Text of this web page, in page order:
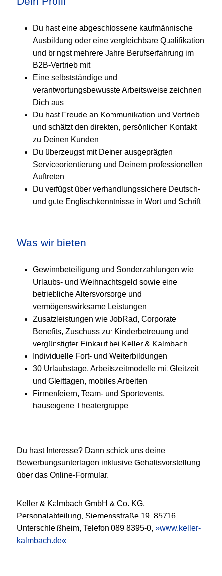
Du hast eine abgeschlossene kaufmännische
Ausbildung oder eine vergleichbare Qualifikation
und bringst mehrere Jahre Berufserfahrung im
B2B-Vertrieb mit
Eine selbstständige und
verantwortungsbewusste Arbeitsweise zeichnen
Dich aus
Du hast Freude an Kommunikation und Vertrieb
und schätzt den direkten, persönlichen Kontakt
zu Deinen Kunden
Du überzeugst mit Deiner ausgeprägten
Serviceorientierung und Deinem professionellen
Auftreten
Du verfügst über verhandlungssichere Deutsch-
und gute Englischkenntnisse in Wort und Schrift
Was wir bieten
Gewinnbeteiligung und Sonderzahlungen wie
Urlaubs- und Weihnachtsgeld sowie eine
betriebliche Altersvorsorge und
vermögenswirksame Leistungen
Zusatzleistungen wie JobRad, Corporate
Benefits, Zuschuss zur Kinderbetreuung und
vergünstigter Einkauf bei Keller & Kalmbach
Individuelle Fort- und Weiterbildungen
30 Urlaubstage, Arbeitszeitmodelle mit Gleitzeit
und Gleittagen, mobiles Arbeiten
Firmenfeiern, Team- und Sportevents,
hauseigene Theatergruppe
Du hast Interesse? Dann schick uns deine
Bewerbungsunterlagen inklusive Gehaltsvorstellung
über das Online-Formular.
Keller & Kalmbach GmbH & Co. KG,
Personalabteilung, Siemensstraße 19, 85716
Unterschleißheim, Telefon 089 8395-0,
www.keller-
kalmbach.de